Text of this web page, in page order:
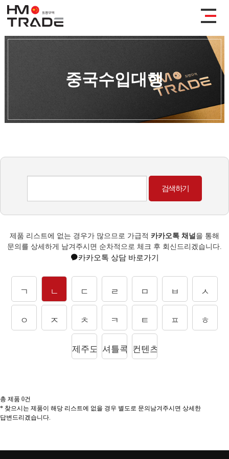
중국수입대행
제품 리스트에 없는 경우가 많으므로 가급적 카카오톡 채널 을 통해
문의를 상세하게 남겨주시면 순차적으로 체크 후 회신드리겠습니다.
카카오톡 상담 바로가기
ㄱ ㄴ ㄷ ㄹ ㅁ ㅂ ㅅ
ㅇ ㅈ ㅊ ㅋ ㅌ ㅍ ㅎ
제주도상품셔틀콕 컨텐츠
총 제품 0건
* 찾으시는 제품이 해당 리스트에 없을 경우 별도로 문의남겨주시면 상세한
답변드리겠습니다.